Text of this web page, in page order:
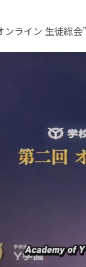
ンライン 生徒総会